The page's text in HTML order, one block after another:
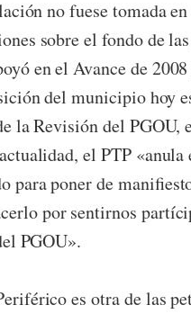
no fuese tomada
sobre el fondo de
en el Avance de
del municipio hoy
Revisión del PGOU,
el PTP
para poner de
por sentirnos
PGOU».
es otra de las